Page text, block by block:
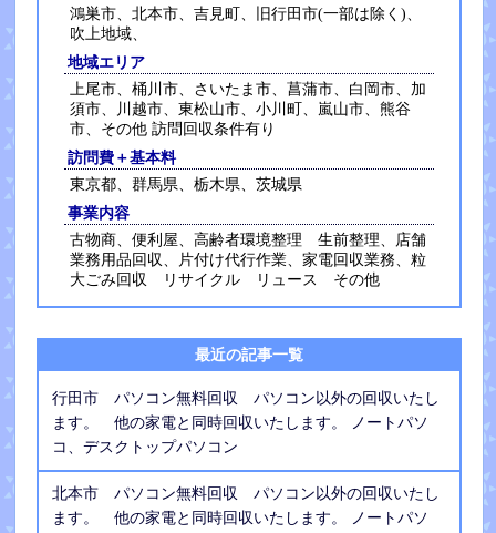
鴻巣市、北本市、吉見町、旧行田市(一部は除く)、
吹上地域、
地域エリア
上尾市、桶川市、さいたま市、菖蒲市、白岡市、加
須市、川越市、東松山市、小川町、嵐山市、熊谷
市、その他 訪問回収条件有り
訪問費＋基本料
東京都、群馬県、栃木県、茨城県
事業内容
古物商、便利屋、高齢者環境整理 生前整理、店舗
業務用品回収、片付け代行作業、家電回収業務、粒
大ごみ回収 リサイクル リュース その他
最近の記事一覧
行田市 パソコン無料回収 パソコン以外の回収いたし
ます。 他の家電と同時回収いたします。 ノートパソ
コ、デスクトップパソコン
北本市 パソコン無料回収 パソコン以外の回収いたし
ます。 他の家電と同時回収いたします。 ノートパソ